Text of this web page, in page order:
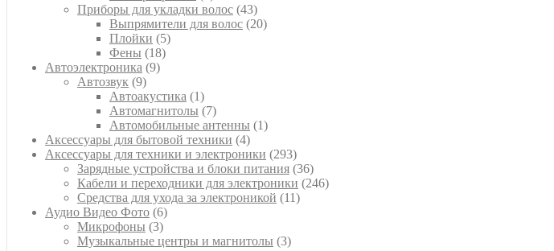
товаров
Приборы для укладки волос 4343
товара
Выпрямители для волос 2020
Плойки 55
Фены 1818
Автоэлектроника 99
Автозвук 99
товаров
Автоакустика 11
товар
Автомагнитолы 77
товаров
Автомобильные антенны 11
Аксессуары для бытовой техники 44
товара
Аксессуары для техники и электроники 293293
товара
Зарядные устройства и блоки питания 3636
товаров
Кабели и переходники для электроники 246246
Средства для ухода за электроникой 1111
Аудио Видео Фото 66
товаров
Микрофоны 33
товара
Музыкальные центры и магнитолы 33